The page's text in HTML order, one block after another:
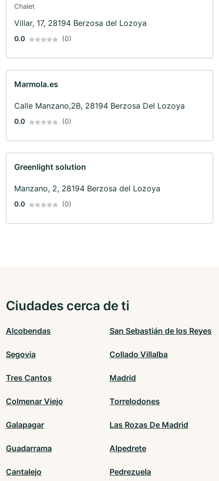
Chalet
Villar, 17, 28194 Berzosa del Lozoya
0.0 (0)
Marmola.es
Calle Manzano,2B, 28194 Berzosa Del Lozoya
0.0 (0)
Greenlight solution
Manzano, 2, 28194 Berzosa del Lozoya
0.0 (0)
Ciudades cerca de ti
Alcobendas San Sebastián de los Reyes
Segovia Collado Villalba
Tres Cantos Madrid
Colmenar Viejo Torrelodones
Galapagar Las Rozas De Madrid
Guadarrama Alpedrete
Cantalejo Pedrezuela